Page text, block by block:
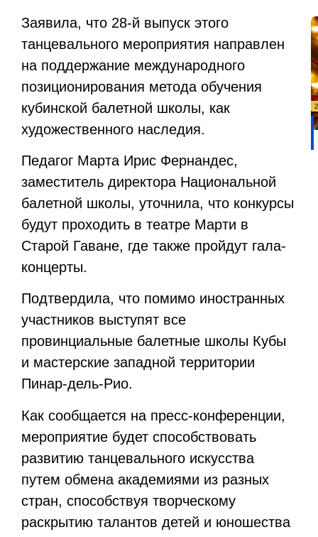
Заявила, что 28-й выпуск этого
танцевального мероприятия направлен
на поддержание международного
позиционирования метода обучения
кубинской балетной школы, как
художественного наследия.
Педагог Марта Ирис Фернандес,
заместитель директора Национальной
балетной школы, уточнила, что конкурсы
будут проходить в театре Марти в
Старой Гаване, где также пройдут гала-
концерты.
Подтвердила, что помимо иностранных
участников выступят все
провинциальные балетные школы Кубы
и мастерские западной территории
Пинар-дель-Рио.
Как сообщается на пресс-конференции,
мероприятие будет способствовать
развитию танцевального искусства
путем обмена академиями из разных
стран, способствуя творческому
раскрытию талантов детей и юношества